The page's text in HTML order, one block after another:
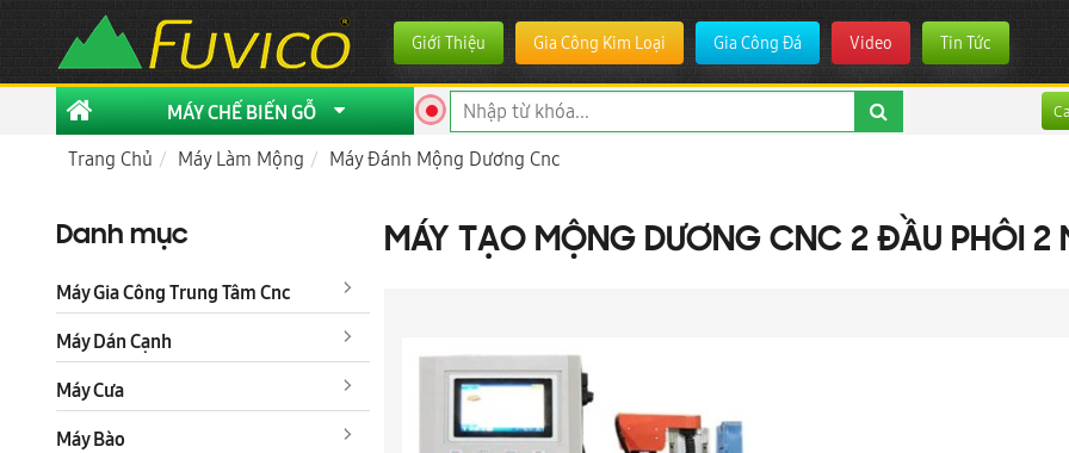
Giới Thiệu Gia Công Kim Loại Gia Công Đá Video Tin Tức
MÁY CHẾ BIẾN GỖ
Trang Chủ Máy Làm Mộng Máy Đánh Mộng Dương Cnc
Danh mục
Máy Gia Công Trung Tâm Cnc
Máy Dán Cạnh
Máy Cưa
Máy Bào
MÁY TẠO MỘNG DƯƠNG CNC 2 ĐẦU PHÔI 2